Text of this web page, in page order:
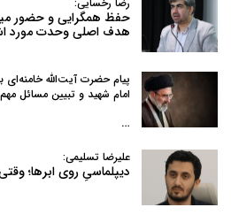
حفظ همگرایی و حضور
هدف اصلی وحدت مورد
پیام حضرت آیت‌الله
امام شهید و تبیین مسائل
…
علیرضا تسلیمی:
دیپلماسیِ روی ابرها؛